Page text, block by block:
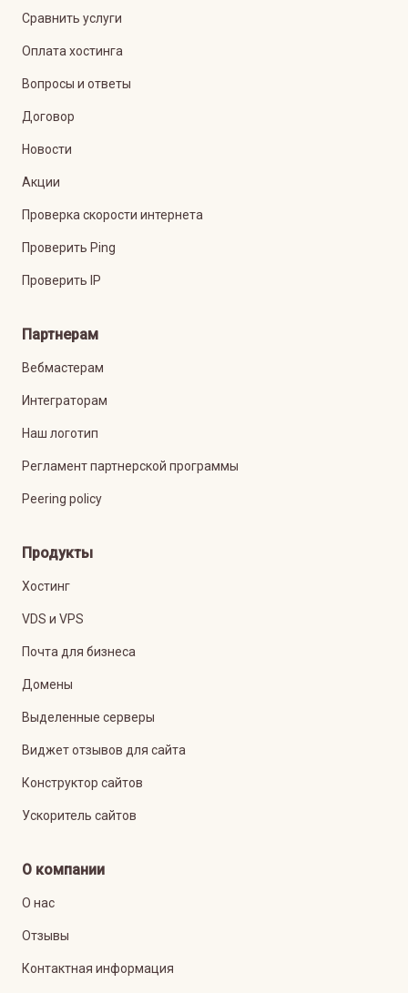
Сравнить услуги
Оплата хостинга
Вопросы и ответы
Договор
Новости
Акции
Проверка скорости интернета
Проверить Ping
Проверить IP
Партнерам
Вебмастерам
Интеграторам
Наш логотип
Регламент партнерской программы
Peering policy
Продукты
Хостинг
VDS и VPS
Почта для бизнеса
Домены
Выделенные серверы
Виджет отзывов для сайта
Конструктор сайтов
Ускоритель сайтов
О компании
О нас
Отзывы
Контактная информация